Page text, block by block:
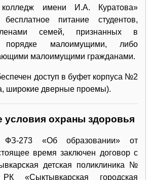
колледж имени И.А. Куратова»
бесплатное питание студентов,
семей, признанных в
порядке малоимущими, либо
малоимущими гражданами.
доступ в буфет корпуса №2
широкие дверные проемы).
условия охраны здоровья
ФЗ-273 «Об образовании» от
время заключен договор с
детская поликлиника №
городская